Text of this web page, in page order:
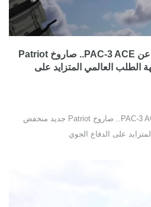
Lockheed Martin تكشف عن PAC-3 ACE.. صاروخ Patriot
الطلب العالمي المتزايد على
Lockheed Martin تكشف عن PAC-3 ACE.. صاروخ Patriot جديد منخفض
على الدفاع الجوي